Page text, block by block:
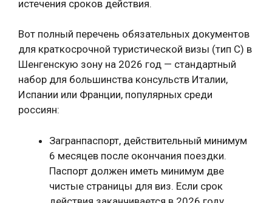
истечения сроков действия.
Вот полный перечень обязательных документов
для краткосрочной туристической визы (тип C) в
Шенгенскую зону на 2026 год — стандартный
набор для большинства консульств Италии,
Испании или Франции, популярных среди
россиян:
Загранпаспорт, действительный минимум
6 месяцев после окончания поездки.
Паспорт должен иметь минимум две
чистые страницы для виз. Если срок